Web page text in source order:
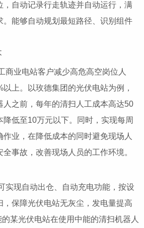
，自动记录行走轨迹并自动运行，满
。能够自动规划最短路径、识别组件
业电站客户减少高危高空岗位人
上。以玫德集团的光伏电站为例，
人之前，每年的清扫人工成本高达50
降低至10万元以下。同时，实现每周
业，在降低成本的同时避免现场人
事故，改善现场人员的工作环境。
现自动出仓、自动充电功能，按设
，保障光伏电站无灰尘，发电量提高
某光伏电站在使用中能的清扫机器人